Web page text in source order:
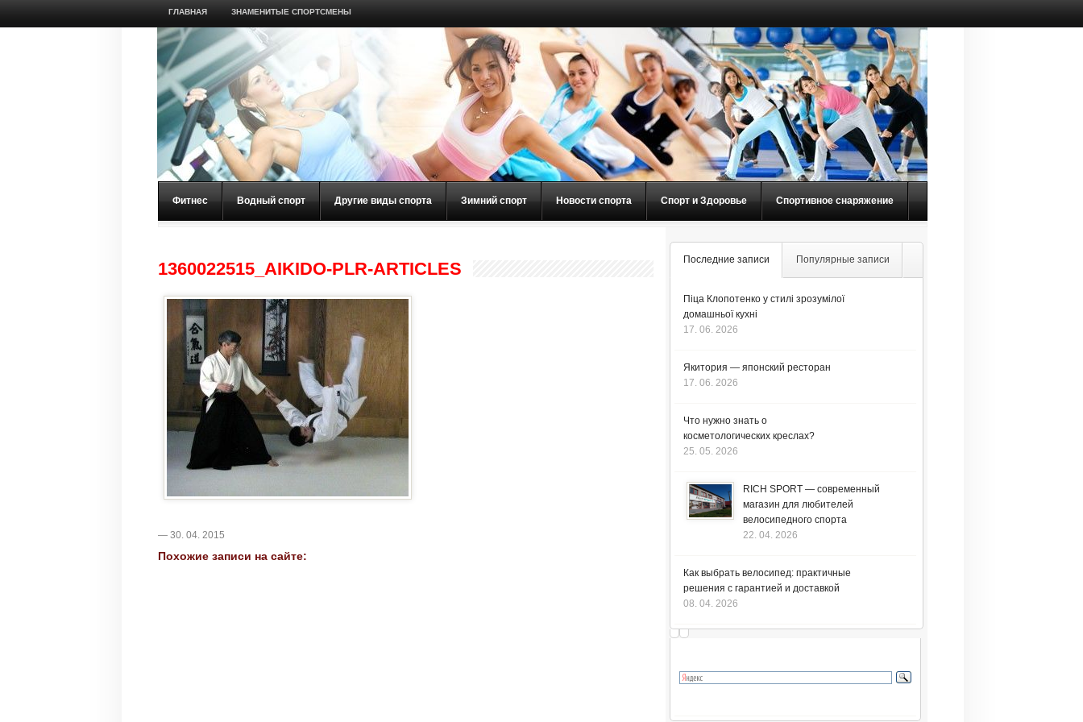
ГЛАВНАЯ ЗНАМЕНИТЫЕ СПОРТСМЕНЫ
Фитнес Водный спорт Другие виды спорта Зимний спорт Новости спорта Спорт и Здоровье Спортивное снаряжение
1360022515_AIKIDO-PLR-ARTICLES
— 30. 04. 2015
Похожие записи на сайте:
Последние записи Популярные записи
Піца Клопотенко у стилі зрозумілої
домашньої кухні
17. 06. 2026
Якитория — японский ресторан
17. 06. 2026
Что нужно знать о
косметологических креслах?
25. 05. 2026
RICH SPORT — современный
магазин для любителей
велосипедного спорта
22. 04. 2026
Как выбрать велосипед: практичные
решения с гарантией и доставкой
08. 04. 2026